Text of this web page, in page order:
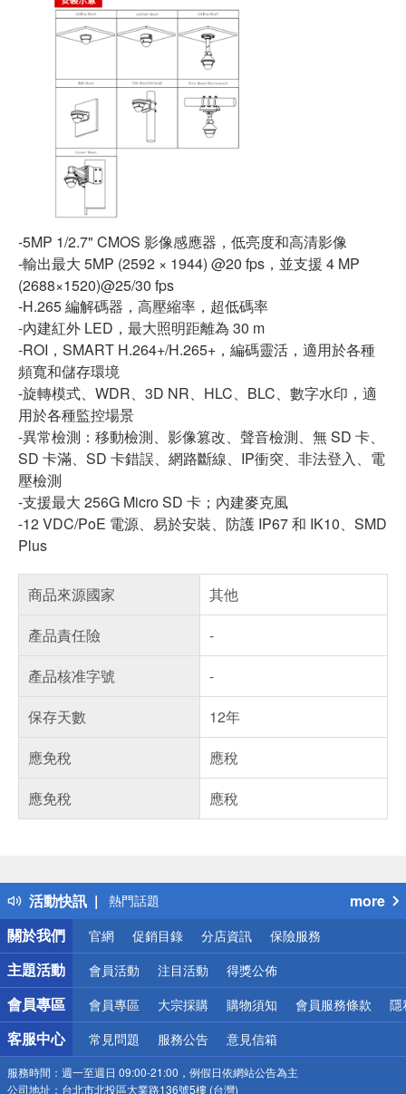
-5MP 1/2.7" CMOS 影像感應器，低亮度和高清影像
-輸出最大 5MP (2592 × 1944) @20 fps，並支援 4 MP
(2688×1520)@25/30 fps
-H.265 編解碼器，高壓縮率，超低碼率
-內建紅外 LED，最大照明距離為 30 m
-ROI，SMART H.264+/H.265+，編碼靈活，適用於各種
頻寬和儲存環境
-旋轉模式、WDR、3D NR、HLC、BLC、數字水印，適
用於各種監控場景
-異常檢測：移動檢測、影像篡改、聲音檢測、無 SD 卡、
SD 卡滿、SD 卡錯誤、網路斷線、IP衝突、非法登入、電
壓檢測
-支援最大 256G Micro SD 卡；內建麥克風
-12 VDC/PoE 電源、易於安裝、防護 IP67 和 IK10、SMD
Plus
商品來源國家
其他
產品責任險
-
產品核准字號
-
保存天數
12年
應免稅
應稅
應免稅
應稅
活動快訊
得獎公告
熱門話題
銀行優惠
偏遠地區配送
詐騙網頁！請小心！
more
關於我們
官網 促銷目錄 分店資訊 保險服務
主題活動 會員活動 注目活動 得獎公佈
會員專區 會員專區 大宗採購 購物須知 會員服務條款 隱
客服中心 常見問題 服務公告 意見信箱
服務時間： 週一至週日 09:00-21:00，例假日依網站公告為主
公司地址： 台北市北投區大業路136號5樓 (台灣)